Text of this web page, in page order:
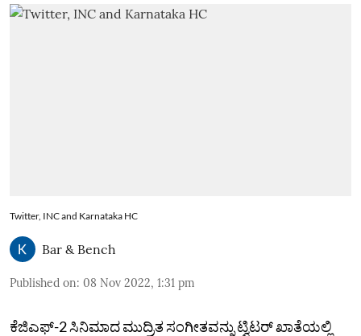
Twitter, INC and Karnataka HC
Bar & Bench
Published on: 08 Nov 2022, 1:31 pm
ಕೆಜಿಎಫ್‌-2 ಸಿನಿಮಾದ ಮುದ್ರಿತ ಸಂಗೀತವನ್ನು ಟ್ವಿಟರ್‌ ಖಾತೆಯಲ್ಲಿ